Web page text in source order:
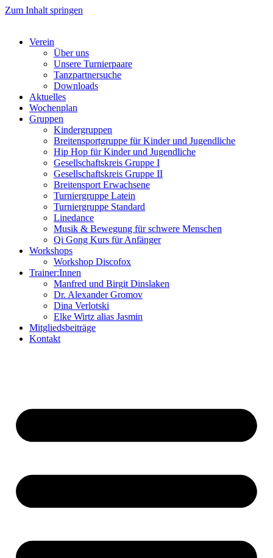
Zum Inhalt springen
Verein
Über uns
Unsere Turnierpaare
Tanzpartnersuche
Downloads
Aktuelles
Wochenplan
Gruppen
Kindergruppen
Breitensportgruppe für Kinder und Jugendliche
Hip Hop für Kinder und Jugendliche​
Gesellschaftskreis Gruppe I
Gesellschaftskreis Gruppe II
Breitensport Erwachsene
Turniergruppe Latein
Turniergruppe Standard
Linedance
Musik & Bewegung für schwere Menschen​
Qi Gong Kurs für Anfänger
Workshops
Workshop Discofox
Trainer:Innen
Manfred und Birgit Dinslaken
Dr. Alexander Gromov
Dina Verlotski
Elke Wirtz alias Jasmin
Mitgliedsbeiträge
Kontakt